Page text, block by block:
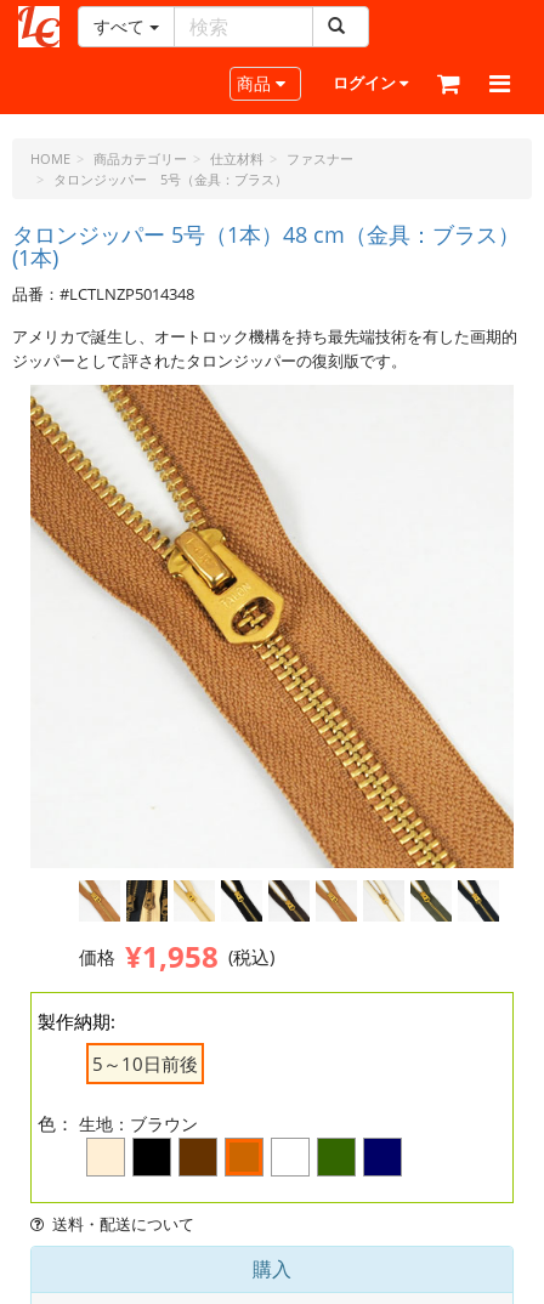
ー
ラ
フ
ド
ッ
ト・
ェ
ー
ピ
ー
すべて
Toggle navigation
商品 ログイン
HOME 商品カテゴリー 仕立材料
ファスナー
タロンジッパー 5号（金具：ブラス）
タロンジッパー 5号（1本）48 cm（金具：ブラス）
(1本)
品番：#LCTLNZP5014348
アメリカで誕生し、オートロック機構を持ち最先端技術を有した画期的
ジッパーとして評されたタロンジッパーの復刻版です。
価格 ¥1,958 (税込)
製作納期:
5～10日前後
色： 生地：ブラウン
送料・配送について
購入